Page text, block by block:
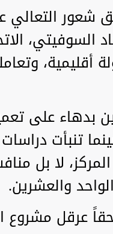
التعالي
السوفيتي،
أقليمية،
بدهاء على
تنبأت
لا بل
والعشرين.
عرقل مشروع